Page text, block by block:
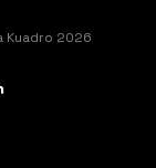
Kuadro 2026